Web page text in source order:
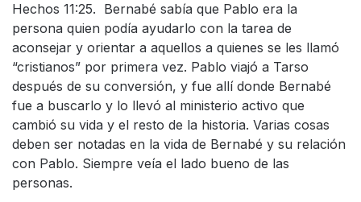
Hechos 11:25. Bernabé sabía que Pablo era la
persona quien podía ayudarlo con la tarea de
aconsejar y orientar a aquellos a quienes se les llamó
“cristianos” por primera vez. Pablo viajó a Tarso
después de su conversión, y fue allí donde Bernabé
fue a buscarlo y lo llevó al ministerio activo que
cambió su vida y el resto de la historia. Varias cosas
deben ser notadas en la vida de Bernabé y su relación
con Pablo. Siempre veía el lado bueno de las
personas.